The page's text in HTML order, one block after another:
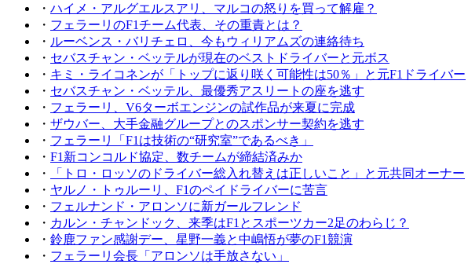
・ ハイメ・アルグエルスアリ、マルコの怒りを買って解雇？
・ フェラーリのF1チーム代表、その重責とは？
・ ルーベンス・バリチェロ、今もウィリアムズの連絡待ち
・ セバスチャン・ベッテルが現在のベストドライバーと元ボス
・ キミ・ライコネンが「トップに返り咲く可能性は50％」と元F1ドライバー
・ セバスチャン・ベッテル、最優秀アスリートの座を逃す
・ フェラーリ、V6ターボエンジンの試作品が来夏に完成
・ ザウバー、大手金融グループとのスポンサー契約を逃す
・ フェラーリ「F1は技術の“研究室”であるべき」
・ F1新コンコルド協定、数チームが締結済みか
・
「トロ・ロッソのドライバー総入れ替えは正しいこと」と元共同オーナー
・ ヤルノ・トゥルーリ、F1のペイドライバーに苦言
・ フェルナンド・アロンソに新ガールフレンド
・ カルン・チャンドック、来季はF1とスポーツカー2足のわらじ？
・ 鈴鹿ファン感謝デー、星野一義と中嶋悟が夢のF1競演
・ フェラーリ会長「アロンソは手放さない」